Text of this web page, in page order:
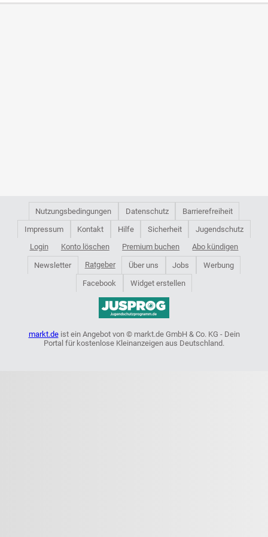
Nutzungsbedingungen Datenschutz
Barrierefreiheit
Impressum
Kontakt Hilfe Sicherheit
Jugendschutz
Login
Konto löschen Premium buchen Abo kündigen
Newsletter Ratgeber Über uns Jobs
Werbung
Facebook
Widget erstellen
markt.deist ein Angebot von © markt.de GmbH & Co. KG - Dein
Portal für kostenlose Kleinanzeigen aus Deutschland.